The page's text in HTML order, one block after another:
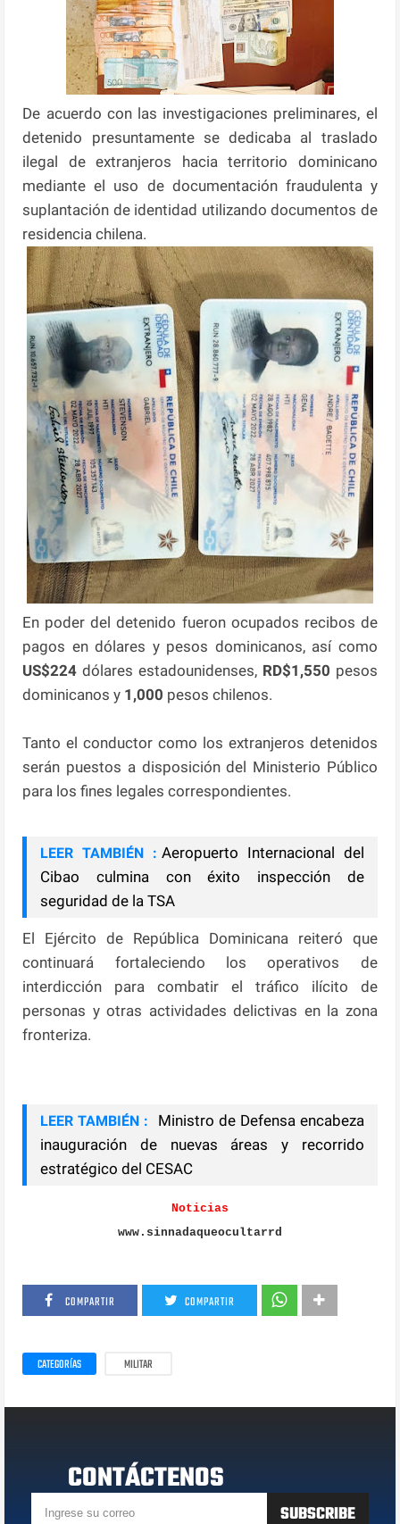
De acuerdo con las investigaciones preliminares, el
detenido presuntamente se dedicaba al traslado
ilegal de extranjeros hacia territorio dominicano
mediante el uso de documentación fraudulenta y
suplantación de identidad utilizando documentos de
residencia chilena.
En poder del detenido fueron ocupados recibos de
pagos en dólares y pesos dominicanos, así como
US$224dólares estadounidenses, RD$1,550 pesos
dominicanos y 1,000 pesos chilenos.
Tanto el conductor como los extranjeros detenidos
serán puestos a disposición del Ministerio Público
para los fines legales correspondientes.
LEER TAMBIÉN : Aeropuerto Internacional del
Cibao culmina con éxito inspección de
seguridad de la TSA
El Ejército de República Dominicana reiteró que
continuará fortaleciendo los operativos de
interdicción para combatir el tráfico ilícito de
personas y otras actividades delictivas en la zona
fronteriza.
LEER TAMBIÉN :
Ministro de Defensa encabeza
inauguración de nuevas áreas y recorrido
estratégico del CESAC
Noticias
www.sinnadaqueocultarrd
COMPARTIR COMPARTIR
CATEGORÍAS MILITAR
CONTÁCTENOS